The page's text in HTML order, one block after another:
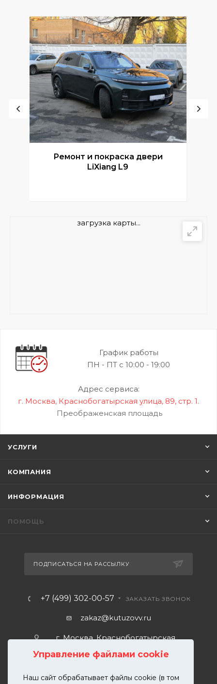
Управление файлами cookie
Наш сайт обрабатывает файлы cookie (в том
Ремонт и покраска двери
LiXiang L9
загрузка карты...
График работы
ПН - ПТ с 10:00 - 19:00
Адрес сервиса:
г. Москва, Краснобогатырская улица, 89, стр. 1.
Преображенская площадь
УСЛУГИ
КОМПАНИЯ
ИНФОРМАЦИЯ
ПОМОЩЬ
ПОДПИСАТЬСЯ НА РАССЫЛКУ
+7 (499) 302-00-57 ЗАКАЗАТЬ ЗВОНОК
zakaz@kutuzovv.ru
г. Москва, Краснобогатырская